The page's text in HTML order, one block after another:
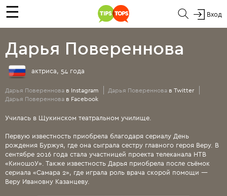
☰ Вход
Дарья Повереннова
актриса, 54 года
Дарья Повереннова в Instagram Дарья Повереннова в Twitter
Дарья Повереннова в Facebook
Училась в Щукинском театральном училище.
Первую известность приобрела благодаря сериалу День
рождения Буржуя, где она сыграла сестру главного героя Веру. В
сентябре 2016 года стала участницей проекта телеканала НТВ
«КиношоУ». Также известность Дарья приобрела после съёмок
сериала «Самара 2», где играла роль врача скорой помощи —
Веру Ивановну Казанцеву.